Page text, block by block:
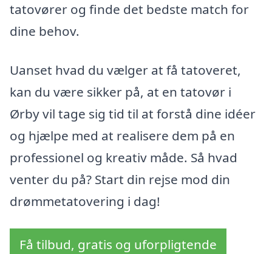
tatovører og finde det bedste match for
dine behov.
Uanset hvad du vælger at få tatoveret,
kan du være sikker på, at en tatovør i
Ørby vil tage sig tid til at forstå dine idéer
og hjælpe med at realisere dem på en
professionel og kreativ måde. Så hvad
venter du på? Start din rejse mod din
drømmetatovering i dag!
Få tilbud, gratis og uforpligtende